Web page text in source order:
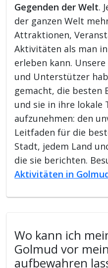
Gegenden der Welt.
der ganzen Welt
Attraktionen,
Aktivitäten als man
erleben kann.
und Unterstützer
gemacht, die besten
und sie in ihre lokale
aufzunehmen: den
Leitfaden für die
Stadt, jedem Land
die sie berichten.
Aktivitäten in
Wo kann ich
Golmud vor
aufbewahren